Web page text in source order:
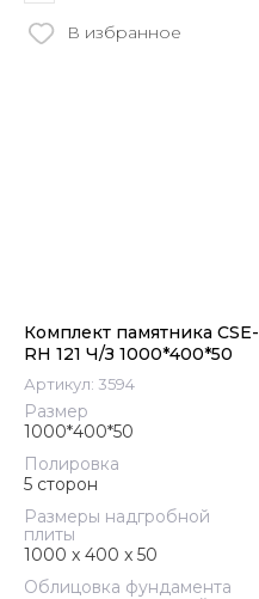
В избранное
Комплект памятника CSE-
RH 121 Ч/З 1000*400*50
Артикул: 3594
Размер
1000*400*50
Полировка
5 сторон
Размеры надгробной
плиты
1000 x 400 x 50
Облицовка фундамента